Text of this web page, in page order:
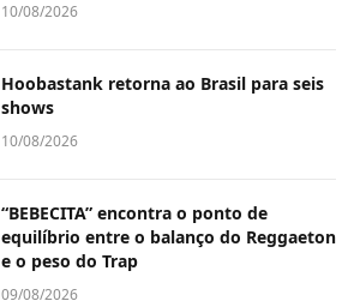
10/08/2026
Hoobastank retorna ao Brasil para seis
shows
10/08/2026
“BEBECITA” encontra o ponto de
equilíbrio entre o balanço do Reggaeton
e o peso do Trap
09/08/2026